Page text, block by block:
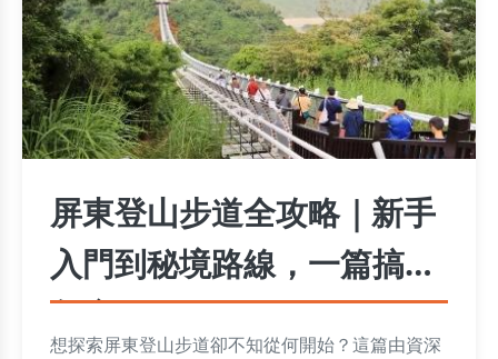
屏東登山步道全攻略｜新手
入門到秘境路線，一篇搞懂
怎麼玩
想探索屏東登山步道卻不知從何開始？這篇由資深